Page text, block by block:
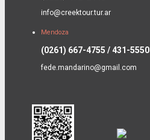
info@creektour.tur.ar
Mendoza
(0261) 667-4755 / 431-5550
fede.mandarino@gmail.com